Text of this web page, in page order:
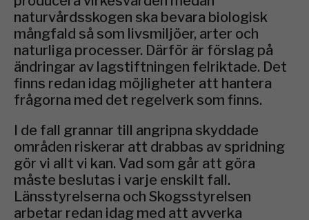
naturvårdsskogen ska bevara biologisk
mångfald så som livsmiljöer, arter och
naturliga processer. Därför är förslag på
ändringar av lagstiftningen felriktade. Det
finns redan idag möjligheter att hantera
frågorna med det regelverk som finns.
I de fall grannar till angripna skyddade
områden riskerar att drabbas av spridning
gör vi allt vi kan. Vad som går att göra
måste beslutas i varje enskilt fall.
Länsstyrelserna och Skogsstyrelsen
arbetar redan idag med att avverka